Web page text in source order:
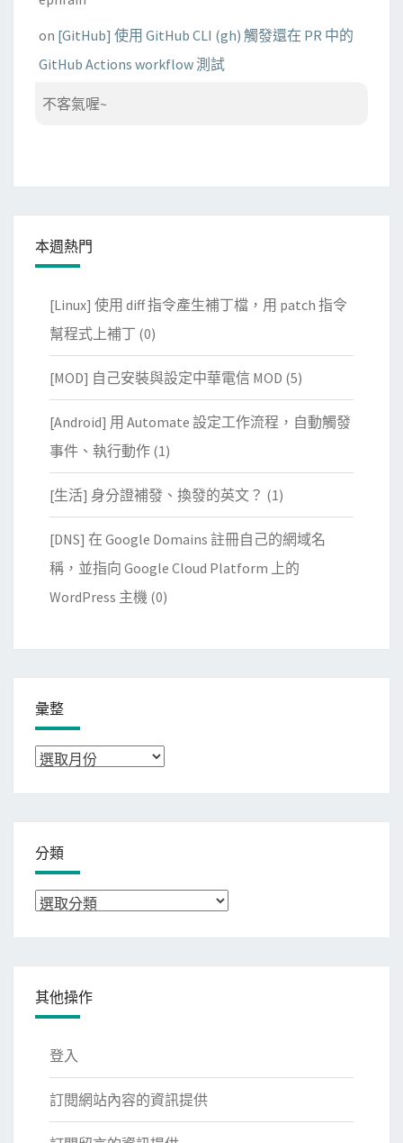
on [GitHub] 使用 GitHub CLI (gh) 觸發還在 PR 中的
GitHub Actions workflow 測試
不客氣喔~
本週熱門
[Linux] 使用 diff 指令產生補丁檔，用 patch 指令
幫程式上補丁 (0)
[MOD] 自己安裝與設定中華電信 MOD (5)
[Android] 用 Automate 設定工作流程，自動觸發
事件、執行動作 (1)
[生活] 身分證補發、換發的英文？ (1)
[DNS] 在 Google Domains 註冊自己的網域名
稱，並指向 Google Cloud Platform 上的
WordPress 主機 (0)
彙整
彙
分類
分
其他操作
登入
訂閱網站內容的資訊提供